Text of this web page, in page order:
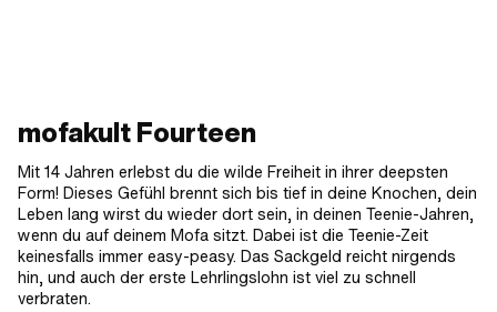
mofakult Fourteen
Mit 14 Jahren erlebst du die wilde Freiheit in ihrer deepsten
Form! Dieses Gefühl brennt sich bis tief in deine Knochen, dein
Leben lang wirst du wieder dort sein, in deinen Teenie-Jahren,
wenn du auf deinem Mofa sitzt. Dabei ist die Teenie-Zeit
keinesfalls immer easy-peasy. Das Sackgeld reicht nirgends
hin, und auch der erste Lehrlingslohn ist viel zu schnell
verbraten.